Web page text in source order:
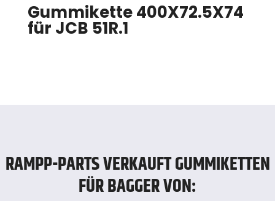
Gummikette 400X72.5X74
für JCB 51R.1
RAMPP-PARTS VERKAUFT GUMMIKETTEN
FÜR BAGGER VON: